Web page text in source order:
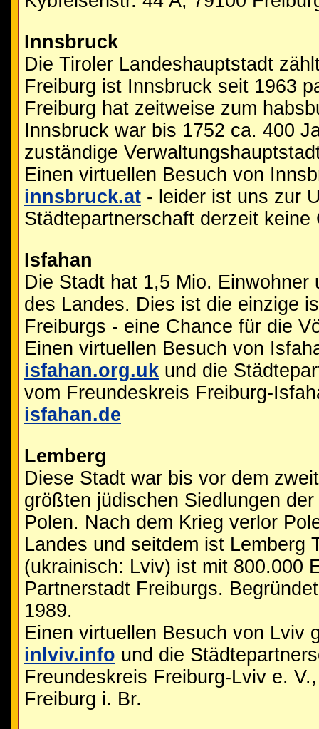
Innsbruck
Die Tiroler Landeshauptstadt
Freiburg ist Innsbruck seit 1963
Freiburg hat zeitweise zum
Innsbruck war bis 1752 ca. 400
zuständige
Einen virtuellen Besuch von
innsbruck.at - leider ist uns zur
Städtepartnerschaft derzeit keine
Isfahan
Die Stadt hat 1,5 Mio.
des Landes. Dies ist die einzige
Freiburgs - eine Chance für die
Einen virtuellen Besuch von
isfahan.org.uk und die
vom Freundeskreis Freiburg-
isfahan.de
Lemberg
Diese Stadt war bis vor dem
größten jüdischen Siedlungen
Polen. Nach dem Krieg verlor
Landes und seitdem ist Lemberg
(ukrainisch: Lviv) ist mit 800.000
Partnerstadt Freiburgs.
1989.
Einen virtuellen Besuch von Lviv
inlviv.info und die
Freundeskreis Freiburg-Lviv e.
Freiburg i. Br.